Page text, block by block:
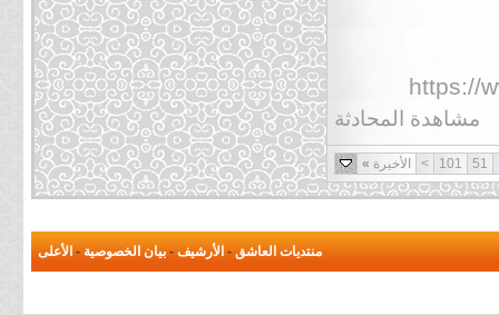
https://
مشاهدة المحادثة
51
101
> الأخيرة »
منتديات العاشق - الأرشيف - بيان الخصوصية - الأعلى